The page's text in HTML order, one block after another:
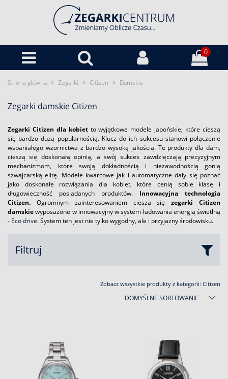
0
Strona główna » Zegarki » Citizen » Damskie
Zegarki damskie Citizen
Zegarki Citizen dla kobietto wyjątkowe modele japońskie, które cieszą
się bardzo dużą popularnością. Klucz do ich sukcesu stanowi połączenie
wspaniałego wzornictwa z bardzo wysoką jakością. Te produkty dla dam,
cieszą się doskonałą opinią, a swój sukces zawdzięczają precyzyjnym
mechanizmom, które swoją dokładnością i niezawodnością gonią
szwajcarską elitę. Modele kwarcowe jak i automatyczne dały się poznać
jako doskonałe rozwiązania dla kobiet, które cenią sobie klasę i
długowieczność posiadanych produktów. Innowacyjna technologia
Citizen. Ogromnym zainteresowaniem cieszą sięzegarki Citizen
damskiewyposażone w innowacyjny w system ładowania energią świetlną
- Eco drive. System ten jest nie tylko wygodny, ale i przyjazny środowisku.
Filtruj
Zobacz wszystkie produkty z kategorii: Citizen
DOMYŚLNE SORTOWANIE